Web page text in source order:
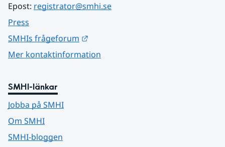
Epost: registrator@smhi.se
Press
SMHIs frågeforum
Mer kontaktinformation
SMHI-länkar
Jobba på SMHI
Om SMHI
SMHI-bloggen